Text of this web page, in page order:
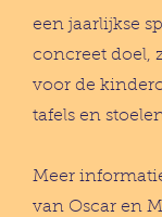
een jaarlijkse
concreet doel,
voor de
tafels en
Meer
van Oscar en